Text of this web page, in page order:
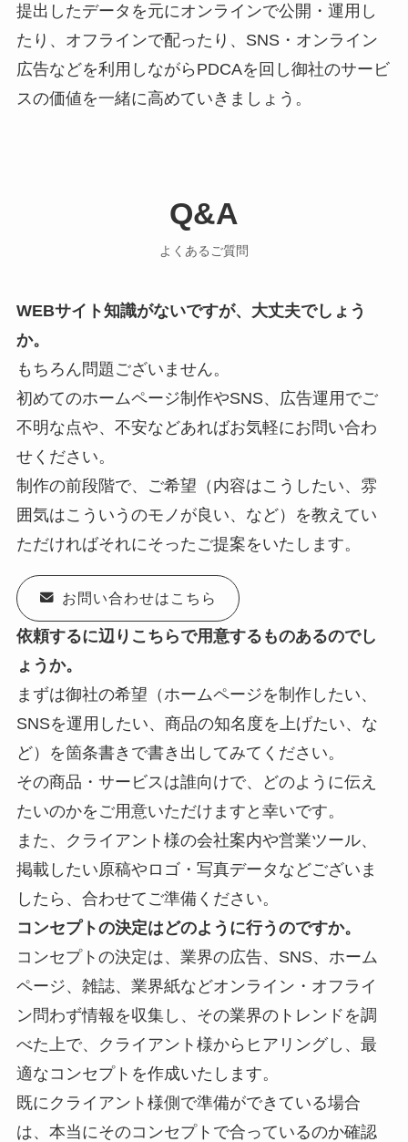
提出したデータを元にオンラインで公開・運用し
たり、オフラインで配ったり、SNS・オンライン
広告などを利用しながらPDCAを回し御社のサービ
スの価値を一緒に高めていきましょう。
Q&A
よくあるご質問
WEBサイト知識がないですが、大丈夫でしょう
か。
もちろん問題ございません。
初めてのホームページ制作やSNS、広告運用でご
不明な点や、不安などあればお気軽にお問い合わ
せください。
制作の前段階で、ご希望（内容はこうしたい、雰
囲気はこういうのモノが良い、など）を教えてい
ただければそれにそったご提案をいたします。
お問い合わせはこちら
依頼するに辺りこちらで用意するものあるのでし
ょうか。
まずは御社の希望（ホームページを制作したい、
SNSを運用したい、商品の知名度を上げたい、な
ど）を箇条書きで書き出してみてください。
その商品・サービスは誰向けで、どのように伝え
たいのかをご用意いただけますと幸いです。
また、クライアント様の会社案内や営業ツール、
掲載したい原稿やロゴ・写真データなどございま
したら、合わせてご準備ください。
コンセプトの決定はどのように行うのですか。
コンセプトの決定は、業界の広告、SNS、ホーム
ページ、雑誌、業界紙などオンライン・オフライ
ン問わず情報を収集し、その業界のトレンドを調
べた上で、クライアント様からヒアリングし、最
適なコンセプトを作成いたします。
既にクライアント様側で準備ができている場合
は、本当にそのコンセプトで合っているのか確認